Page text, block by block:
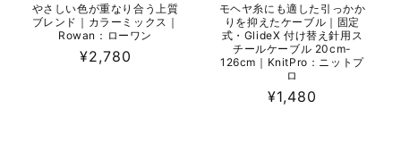
やさしい色が重なり合う上質
ブレンド｜カラーミックス｜
Rowan：ローワン
通
¥2,780
モヘヤ糸にも適した引っかか
りを抑えたケーブル｜固定
式・GlideX 付け替え針用ス
チールケーブル 20cm-
126cm｜KnitPro：ニットプ
ロ
通
¥1,480